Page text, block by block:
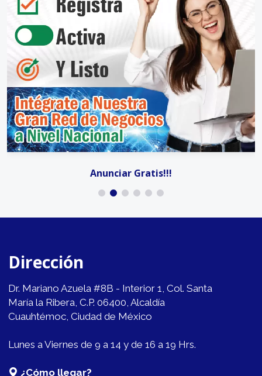
Anunciar Gratis!!!
Dirección
Dr. Mariano Azuela #8B - Interior 1, Col. Santa
María la Ribera, C.P. 06400, Alcaldía
Cuauhtémoc, Ciudad de México
Lunes a Viernes de 9 a 14 y de 16 a 19 Hrs.
¿Cómo llegar?